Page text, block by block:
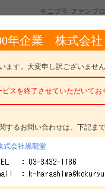
モニプラ ファンブ
ングしたみたい！まゆ毛あか
年企業 株式会
ます。大変申し訳ございませ
スを終了させていただいてお
するお問い合わせは、下記まで
式会社黒龍堂
たい！まゆ毛あか抜け
コンシーラー！ひと塗りで黒ま
終了いたしました